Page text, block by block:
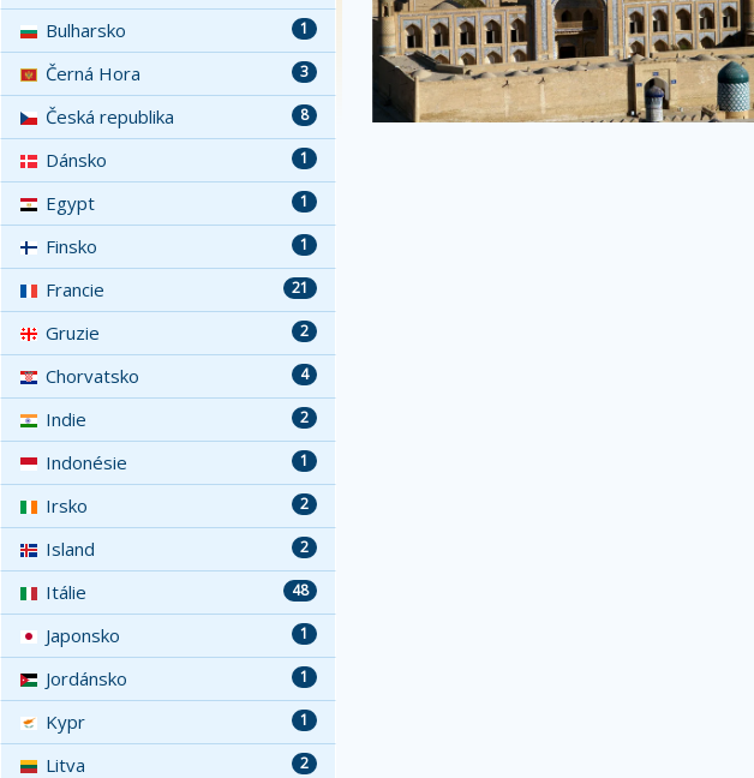
1
Bulharsko
3
Černá Hora
8
Česká republika
1
Dánsko
1
Egypt
1
Finsko
21
Francie
2
Gruzie
4
Chorvatsko
2
Indie
1
Indonésie
2
Irsko
2
Island
48
Itálie
1
Japonsko
1
Jordánsko
1
Kypr
2
Litva